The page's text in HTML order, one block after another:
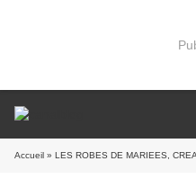
Accueil » LES ROBES DE MARIEES, CREATIONS DE MA